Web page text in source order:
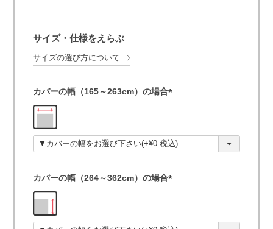
サイズ・仕様をえらぶ
サイズの選び方について
カバーの幅（165～263cm）の場合
須
)
カバーの幅（264～362cm）の場合
須